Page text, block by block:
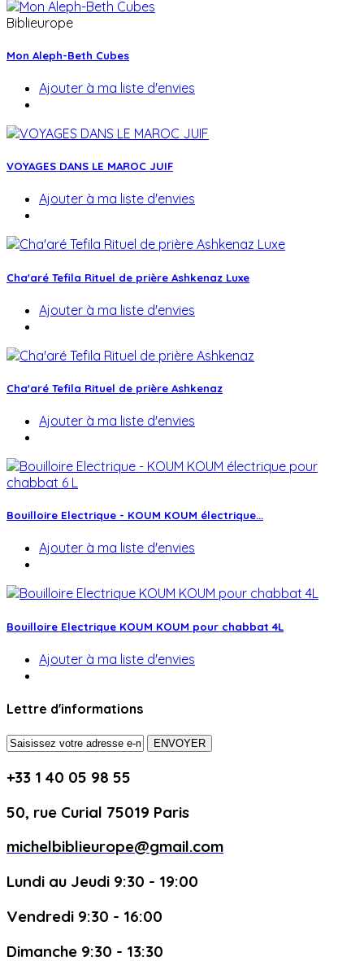
Biblieurope
Mon Aleph-Beth Cubes
Ajouter à ma liste d'envies
VOYAGES DANS LE MAROC JUIF
Ajouter à ma liste d'envies
Cha'aré Tefila Rituel de prière Ashkenaz Luxe
Ajouter à ma liste d'envies
Cha'aré Tefila Rituel de prière Ashkenaz
Ajouter à ma liste d'envies
Bouilloire Electrique - KOUM KOUM électrique...
Ajouter à ma liste d'envies
Bouilloire Electrique KOUM KOUM pour chabbat 4L
Ajouter à ma liste d'envies
Lettre d'informations
ENVOYER
+33 1 40 05 98 55
50, rue Curial 75019 Paris
michelbiblieurope@gmail.com
Lundi au Jeudi 9:30 - 19:00
Vendredi 9:30 - 16:00
Dimanche 9:30 - 13:30